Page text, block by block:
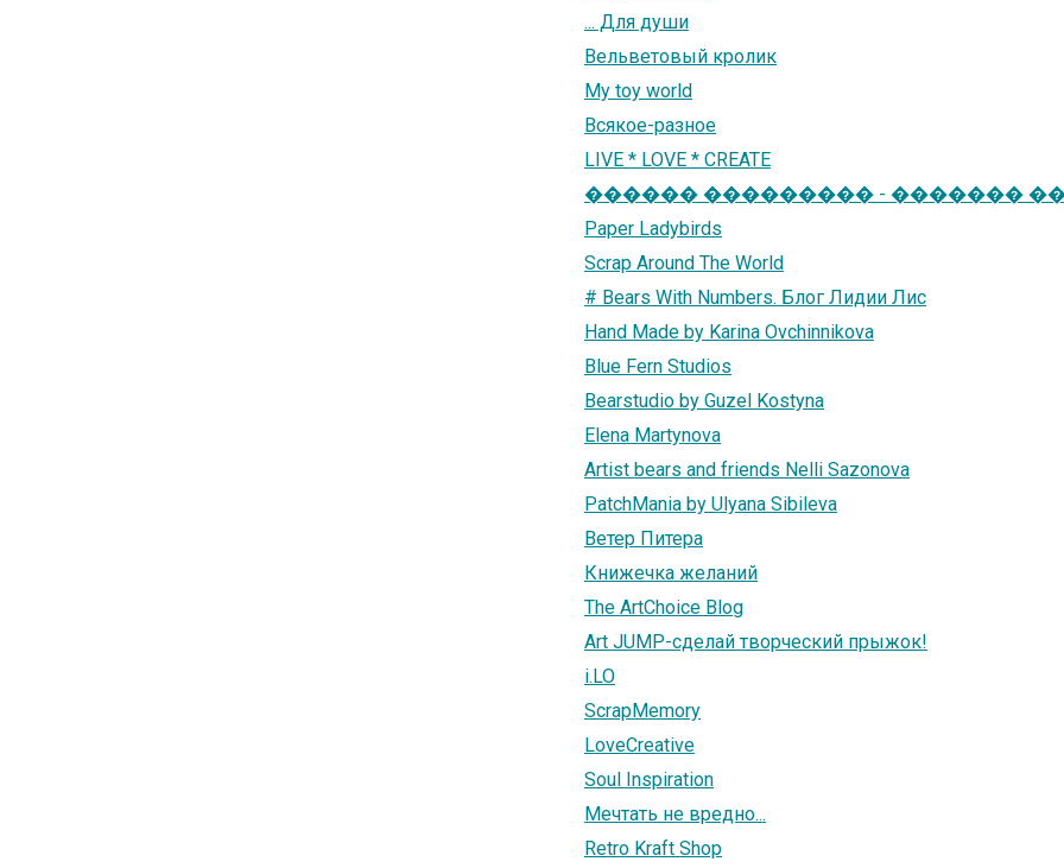
... Для души
Вельветовый кролик
My toy world
Всякое-разное
LIVE * LOVE * CREATE
������ ��������� - �������
Paper Ladybirds
Scrap Around The World
# Bears With Numbers. Блог Лидии Лис
Hand Made by Karina Ovchinnikova
Blue Fern Studios
Bearstudio by Guzel Kostyna
Elena Martynova
Artist bears and friends Nelli Sazonova
PatchMania by Ulyana Sibileva
Ветер Питера
Книжечка желаний
The ArtChoice Blog
Art JUMP-сделай творческий прыжок!
i.LO
ScrapMemory
LoveCreative
Soul Inspiration
Мечтать не вредно...
Retro Kraft Shop